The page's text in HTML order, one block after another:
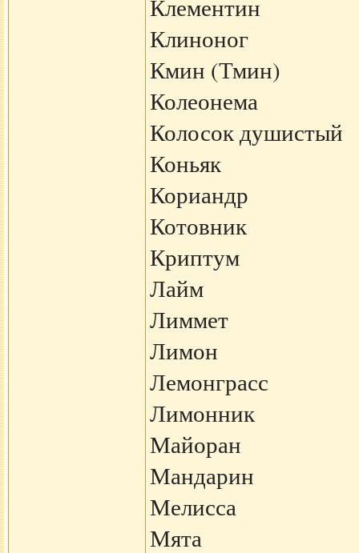
Клементин
Клиноног
Кмин (Тмин)
Колеонема
Колосок душистый
Коньяк
Кориандр
Котовник
Криптум
Лайм
Лиммет
Лимон
Лемонграсс
Лимонник
Майоран
Мандарин
Мелисса
Мята